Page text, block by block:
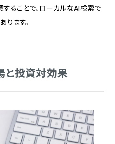
ることで、ローカルなAI検索で
ます。
と投資対効果